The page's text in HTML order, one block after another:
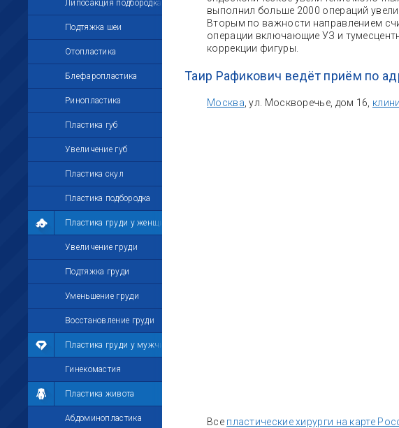
Липосакция подбородка
Подтяжка шеи
Отопластика
Блефаропластика
Ринопластика
Пластика губ
Увеличение губ
Пластика скул
Пластика подбородка
Пластика груди у женщин
Увеличение груди
Подтяжка груди
Уменьшение груди
Восстановление груди
Пластика груди у мужчин
Гинекомастия
Пластика живота
Абдоминопластика
выполнил больше 2000 операций
Вторым по важности направлением
операции включающие УЗ и
коррекции фигуры.
Таир Рафикович ведёт приём по
Москва , ул. Москворечье, дом 16,
Все пластические хирурги на карте